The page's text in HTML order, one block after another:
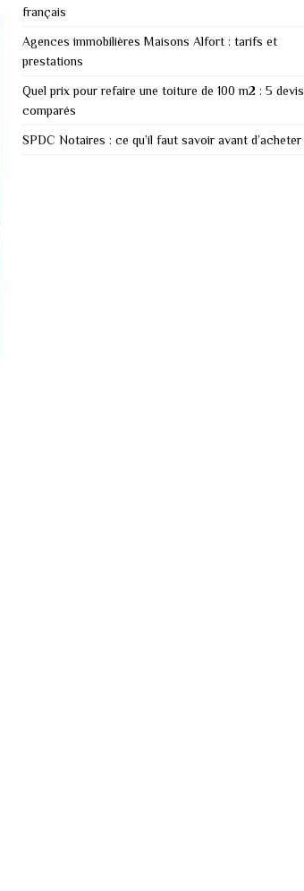
français
Agences immobilières Maisons Alfort : tarifs et
prestations
Quel prix pour refaire une toiture de 100 m2 : 5 devis
comparés
SPDC Notaires : ce qu’il faut savoir avant d’acheter